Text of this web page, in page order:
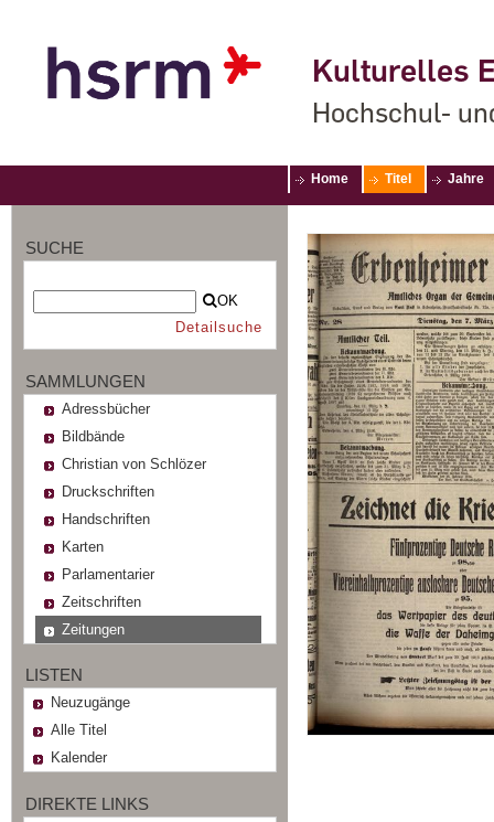
Kulturelles
Hochschul-
Home Titel Jahre
SUCHE
OK
Detailsuche
SAMMLUNGEN
Adressbücher
Bildbände
Christian von Schlözer
Druckschriften
Handschriften
Karten
Parlamentarier
Zeitschriften
Zeitungen
LISTEN
Neuzugänge
Alle Titel
Kalender
DIREKTE LINKS